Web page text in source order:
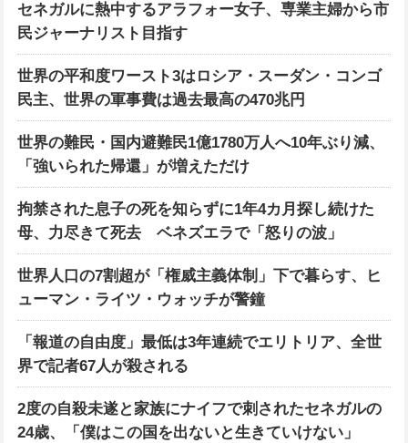
セネガルに熱中するアラフォー女子、専業主婦から市
民ジャーナリスト目指す
世界の平和度ワースト3はロシア・スーダン・コンゴ
民主、世界の軍事費は過去最高の470兆円
世界の難民・国内避難民1億1780万人へ10年ぶり減、
「強いられた帰還」が増えただけ
拘禁された息子の死を知らずに1年4カ月探し続けた
母、力尽きて死去 ベネズエラで「怒りの波」
世界人口の7割超が「権威主義体制」下で暮らす、ヒ
ューマン・ライツ・ウォッチが警鐘
「報道の自由度」最低は3年連続でエリトリア、全世
界で記者67人が殺される
2度の自殺未遂と家族にナイフで刺されたセネガルの
24歳、「僕はこの国を出ないと生きていけない」